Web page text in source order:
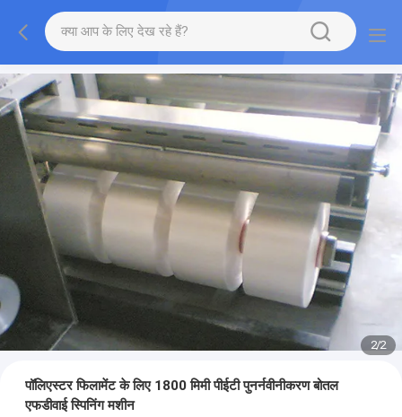
2/2
पॉलिएस्टर फिलामेंट के लिए 1800 मिमी पीईटी पुनर्नवीनीकरण बोतल
एफडीवाई स्पिनिंग मशीन